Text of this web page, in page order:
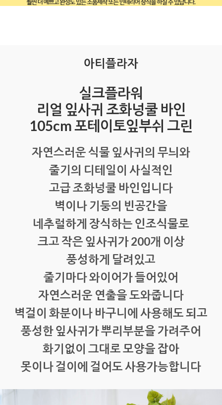
아티플라자
실크플라워
리얼 잎사귀 조화넝쿨 바인
105cm 포테이토잎부쉬 그린
자연스러운 식물 잎사귀의 무늬와
줄기의 디테일이 사실적인
고급 조화넝쿨 바인입니다
벽이나 기둥의 빈공간을
네추럴하게 장식하는 인조식물로
크고 작은 잎사귀가 200개 이상
풍성하게 달려있고
줄기마다 와이어가 들어있어
자연스러운 연출을 도와줍니다
벽걸이 화분이나 바구니에 사용해도 되고
풍성한 잎사귀가 뿌리부분을 가려주어
화기없이 그대로 모양을 잡아
못이나 걸이에 걸어도 사용가능합니다